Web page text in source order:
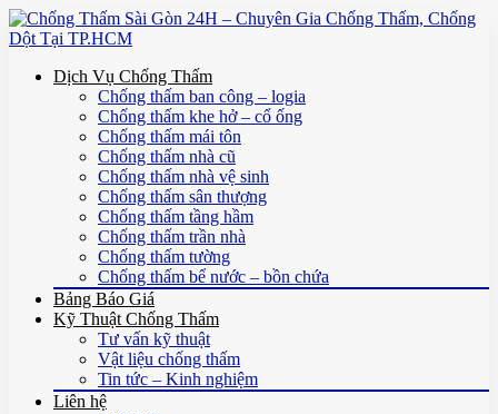
Dịch Vụ Chống Thấm
Chống thấm ban công – logia
Chống thấm khe hở – cổ ống
Chống thấm mái tôn
Chống thấm nhà cũ
Chống thấm nhà vệ sinh
Chống thấm sân thượng
Chống thấm tầng hầm
Chống thấm trần nhà
Chống thấm tường
Chống thấm bể nước – bồn chứa
Bảng Báo Giá
Kỹ Thuật Chống Thấm
Tư vấn kỹ thuật
Vật liệu chống thấm
Tin tức – Kinh nghiệm
Liên hệ